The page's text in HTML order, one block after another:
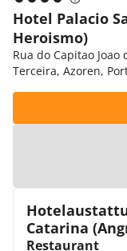
Hotel Palacio
Heroismo)
Rua do Capitao
Terceira, Azoren,
Catarina
Restaurant